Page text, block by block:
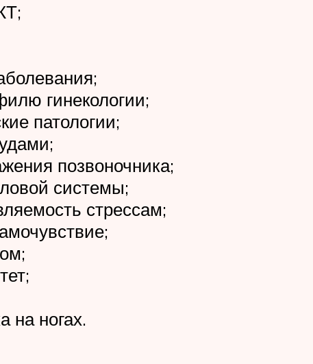
гинекологии;
патологии;
позвоночника;
системы;
стрессам;
на ногах.